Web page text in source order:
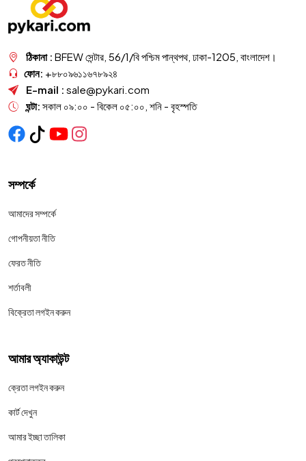
ঠিকানা : BFEW সেন্টার, 56/1/বি পশ্চিম পান্থপথ, ঢাকা-1205, বাংলাদেশ।
ফোন: +৮৮০৯৬১১৬৭৮৯২৪
E-mail : sale@pykari.com
ঘন্টা: সকাল ০৯:০০ - বিকেল ০৫:০০, শনি - বৃহস্পতি
সম্পর্কে
আমাদের সম্পর্কে
গোপনীয়তা নীতি
ফেরত নীতি
শর্তাবলী
বিক্রেতা লগইন করুন
আমার অ্যাকাউন্ট
ক্রেতা লগইন করুন
কার্ট দেখুন
আমার ইচ্ছা তালিকা